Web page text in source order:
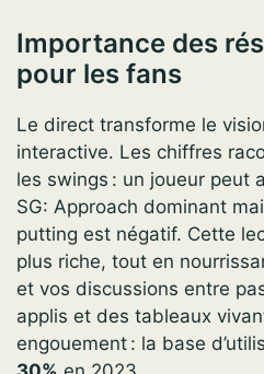
Importance des
pour les fans
Le direct transforme le
interactive. Les chiffres
les swings : un joueur peut
SG: Approach dominant
putting est négatif. Cette
plus riche, tout en
et vos discussions entre
applis et des tableaux
engouement : la base